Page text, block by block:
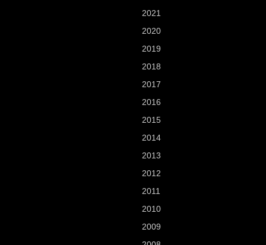
2021
2020
2019
2018
2017
2016
2015
2014
2013
2012
2011
2010
2009